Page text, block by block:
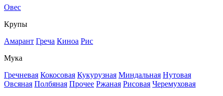
Овес
Крупы
Амарант Греча Киноа Рис
Мука
Гречневая Кокосовая Кукурузная Миндальная Нутовая
Овсяная Полбяная Прочее Ржаная Рисовая Черемуховая